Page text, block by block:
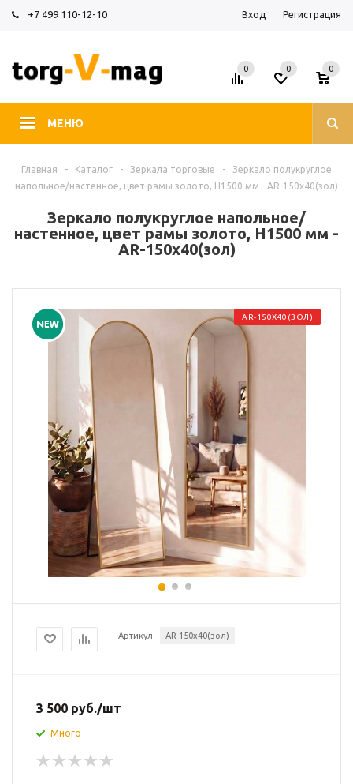
+7 499 110-12-10 Вход Регистрация
МЕНЮ
0 0
0
Главная - Каталог - Зеркала торговые -
Зеркало полукруглое
напольное/настенное, цвет рамы золото, H1500 мм - AR-150х40(зол)
Зеркало полукруглое напольное/
настенное, цвет рамы золото, H1500 мм -
AR-150х40(зол)
AR-150Х40(ЗОЛ)
Артикул AR-150х40(зол)
3 500 руб./шт
Много